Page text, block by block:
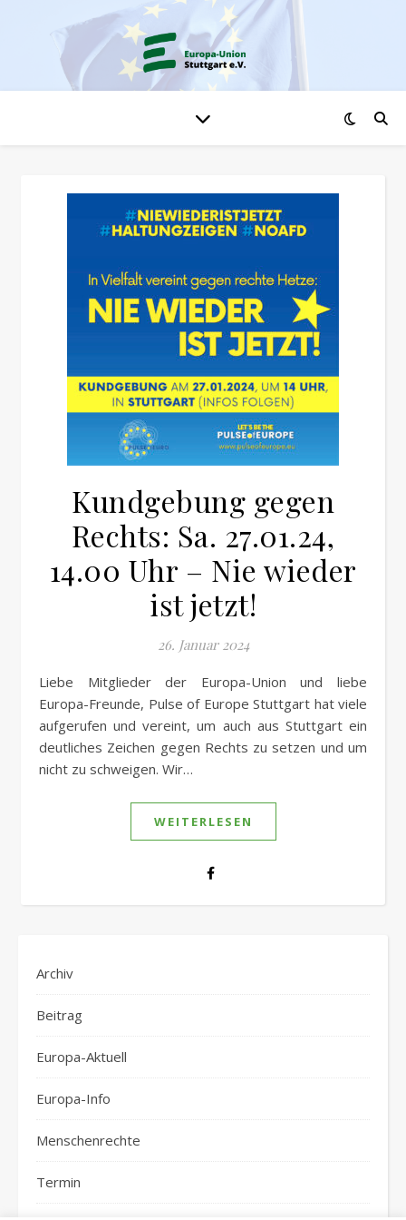
Kundgebung gegen
Rechts: Sa. 27.01.24,
14.00 Uhr – Nie wieder
ist jetzt!
26. Januar 2024
Liebe Mitglieder der Europa-Union und liebe
Europa-Freunde, Pulse of Europe Stuttgart hat viele
aufgerufen und vereint, um auch aus Stuttgart ein
deutliches Zeichen gegen Rechts zu setzen und um
nicht zu schweigen. Wir…
WEITERLESEN
Archiv
Beitrag
Europa-Aktuell
Europa-Info
Menschenrechte
Termin